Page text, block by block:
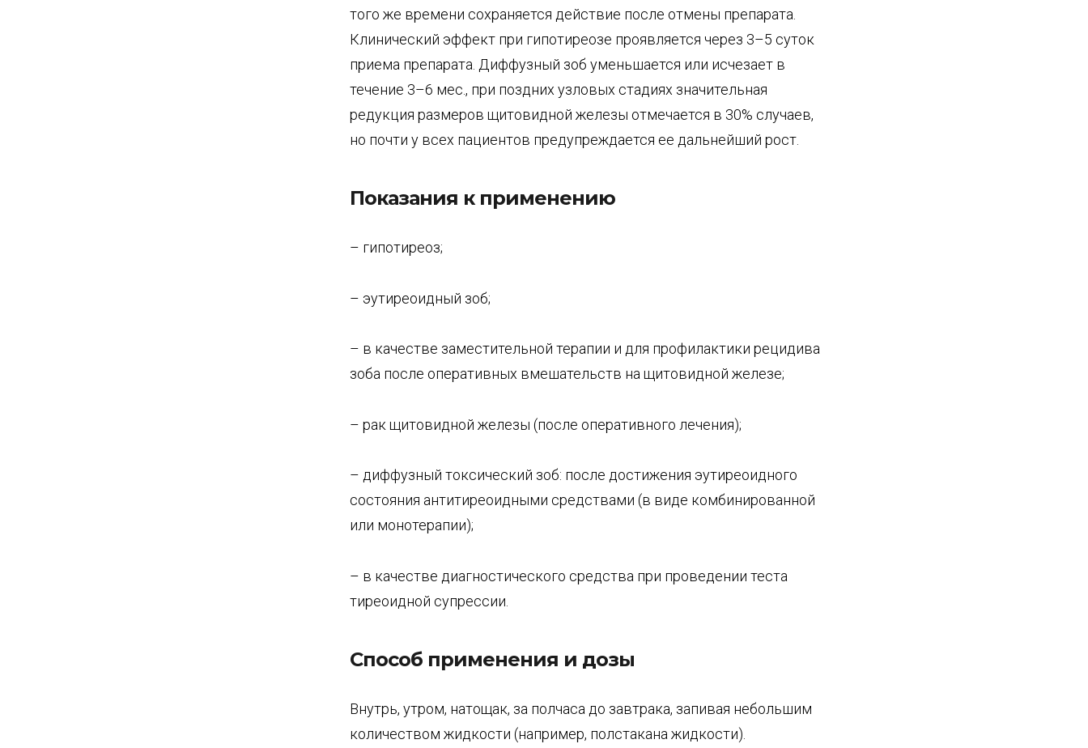
того же времени сохраняется действие после отмены препарата.
Клинический эффект при гипотиреозе проявляется через 3–5 суток
приема препарата. Диффузный зоб уменьшается или исчезает в
течение 3–6 мес., при поздних узловых стадиях значительная
редукция размеров щитовидной железы отмечается в 30% случаев,
но почти у всех пациентов предупреждается ее дальнейший рост.
Показания к применению
– гипотиреоз;
– эутиреоидный зоб;
– в качестве заместительной терапии и для профилактики рецидива
зоба после оперативных вмешательств на щитовидной железе;
– рак щитовидной железы (после оперативного лечения);
– диффузный токсический зоб: после достижения эутиреоидного
состояния антитиреоидными средствами (в виде комбинированной
или монотерапии);
– в качестве диагностического средства при проведении теста
тиреоидной супрессии.
Способ применения и дозы
Внутрь, утром, натощак, за полчаса до завтрака, запивая небольшим
количеством жидкости (например, полстакана жидкости).